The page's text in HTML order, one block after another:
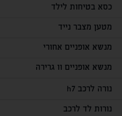
כסא בטיחות לילד
מטען מצבר נייד
מנשא אופניים אחורי
מנשא אופניים וו גרירה
נורה לרכב h7
נורות לד לרכב